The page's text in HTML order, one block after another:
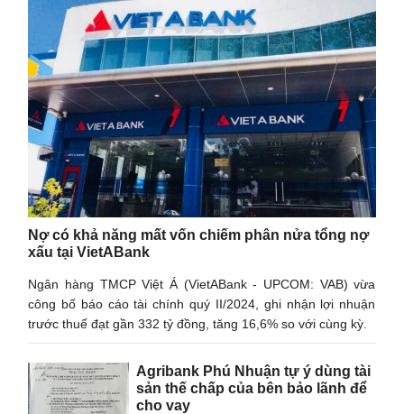
Nợ có khả năng mất vốn chiếm phân nửa tổng nợ
xấu tại VietABank
Ngân hàng TMCP Việt Á (VietABank - UPCOM: VAB) vừa
công bố báo cáo tài chính quý II/2024, ghi nhận lợi nhuận
trước thuế đạt gần 332 tỷ đồng, tăng 16,6% so với cùng kỳ.
Agribank Phú Nhuận tự ý dùng tài
sản thế chấp của bên bảo lãnh để
cho vay